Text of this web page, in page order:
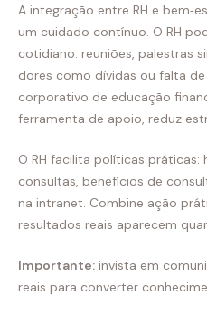
A integração entre RH e
um cuidado contínuo. O RH
cotidiano: reuniões, palestras
dores como dívidas ou falta de
corporativo de educação
ferramenta de apoio, reduz
O RH facilita políticas práticas:
consultas, benefícios de
na intranet. Combine ação
resultados reais aparecem
Importante: invista em
reais para converter